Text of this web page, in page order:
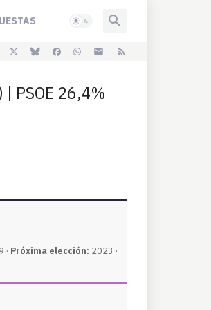
PSOE 26,4%
· Próxima elección: 2023 ·